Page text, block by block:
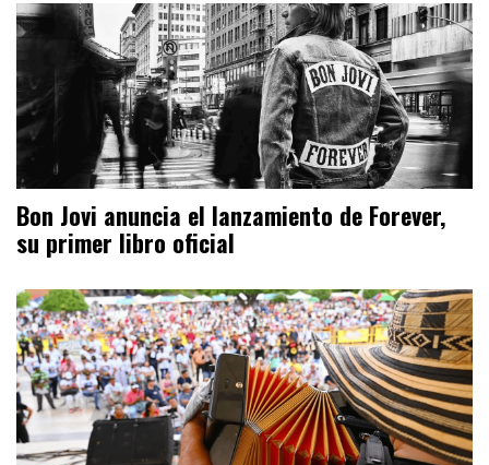
Bon Jovi anuncia el lanzamiento de Forever,
su primer libro oficial